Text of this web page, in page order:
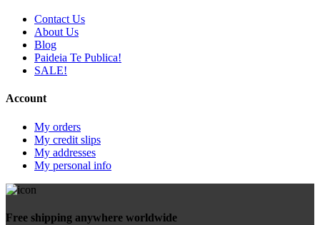
Contact Us
About Us
Blog
Paideia Te Publica!
SALE!
Account
My orders
My credit slips
My addresses
My personal info
Free shipping anywhere worldwide